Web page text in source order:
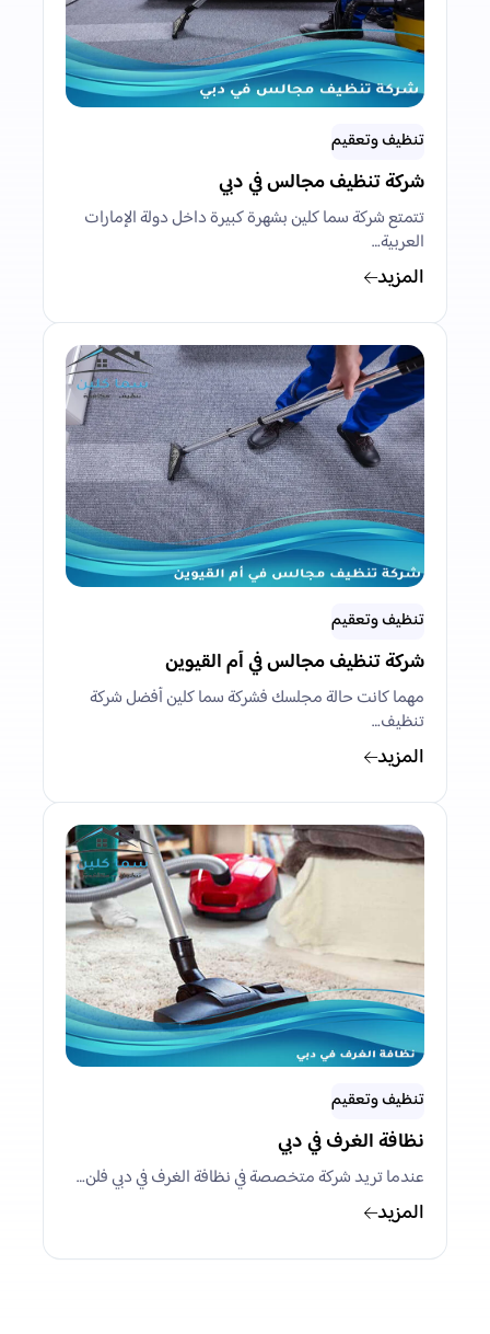
تنظيف وتعقيم
شركة تنظيف مجالس في دبي
تتمتع شركة سما كلين بشهرة كبيرة داخل دولة الإمارات
العربية…
المزيد
تنظيف وتعقيم
شركة تنظيف مجالس في أم القيوين
مهما كانت حالة مجلسك فشركة سما كلين أفضل شركة
تنظيف…
المزيد
تنظيف وتعقيم
نظافة الغرف في دبي
عندما تريد شركة متخصصة في نظافة الغرف في دبي فلن…
المزيد